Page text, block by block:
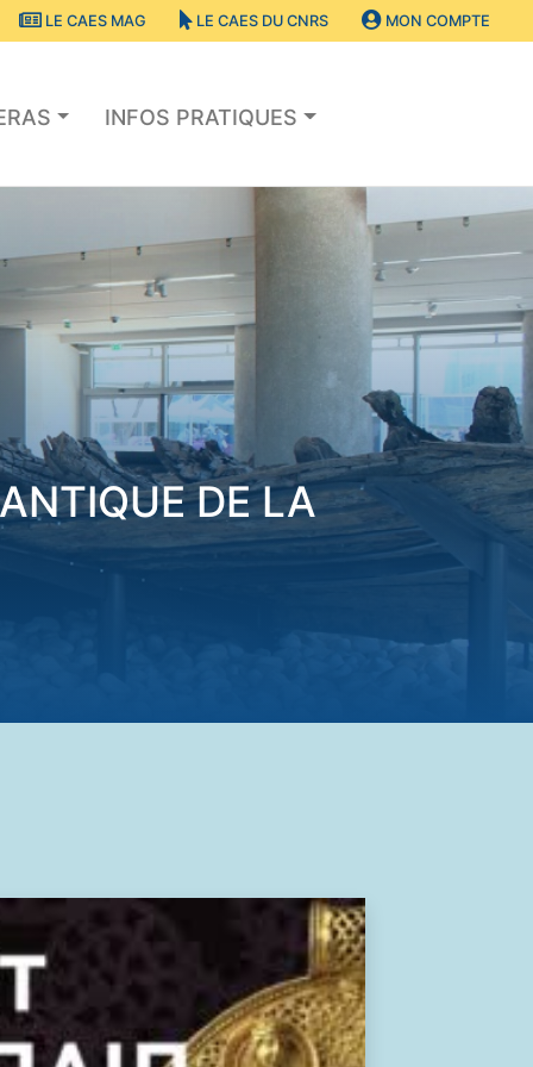
LE CAES MAG LE CAES DU CNRS MON COMPTE
INFOS PRATIQUES
DE LA